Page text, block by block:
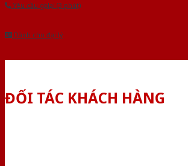
Yêu cầu gọi lại (3 phút)
Dành cho đại lý
ĐỐI TÁC KHÁCH HÀNG